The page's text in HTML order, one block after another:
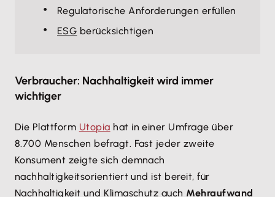
Regulatorische Anforderungen erfüllen
ESG berücksichtigen
Verbraucher: Nachhaltigkeit wird immer
wichtiger
Die Plattform Utopia hat in einer Umfrage über
8.700 Menschen befragt. Fast jeder zweite
Konsument zeigte sich demnach
nachhaltigkeitsorientiert und ist bereit, für
Nachhaltigkeit und Klimaschutz auch Mehraufwand